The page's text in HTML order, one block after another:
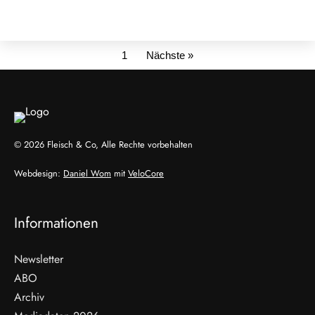
1 Nächste »
© 2026 Fleisch & Co, Alle Rechte vorbehalten
Webdesign: Daniel Wom mit VeloCore
Informationen
Newsletter
ABO
Archiv